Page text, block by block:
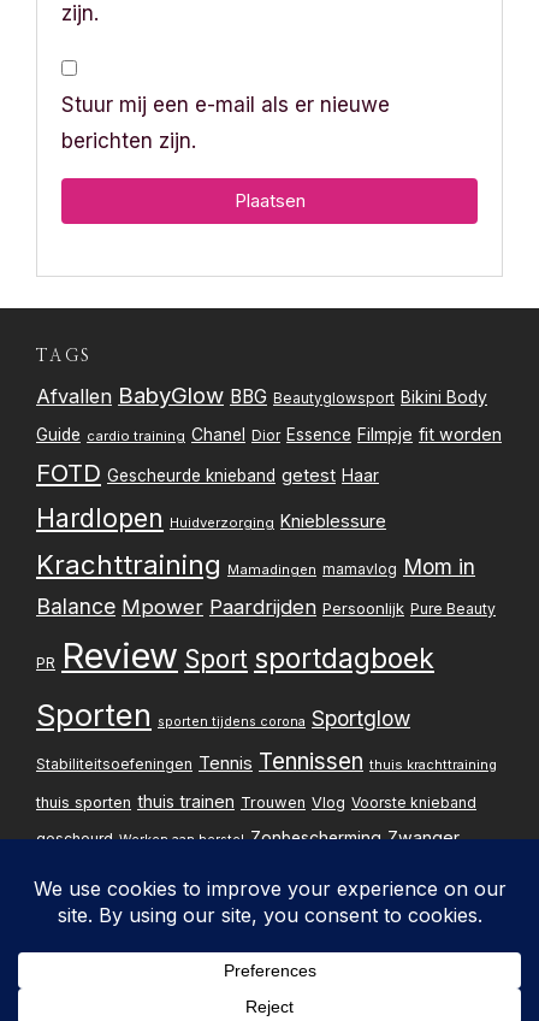
zijn.
Stuur mij een e-mail als er nieuwe
berichten zijn.
TAGS
Afvallen BabyGlow BBG Beautyglowsport Bikini Body
Guide cardio training Chanel Dior Essence Filmpje fit worden
FOTD Gescheurde knieband getest Haar
Hardlopen Huidverzorging Knieblessure
Krachttraining Mamadingen mamavlog Mom in
Balance Mpower Paardrijden Persoonlijk Pure Beauty
PR Review Sport sportdagboek
Sporten sporten tijdens corona Sportglow
Stabiliteitsoefeningen Tennis Tennissen thuis krachttraining
thuis sporten thuis trainen Trouwen Vlog Voorste knieband
gescheurd Werken aan herstel Zonbescherming Zwanger